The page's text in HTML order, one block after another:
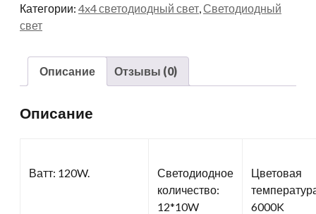
Категории: 4x4 светодиодный свет Светодиодный
свет
Описание Отзывы (0)
Описание
Ватт: 120W.
Светодиодное
количество:
12*10W
Цветовая
6000K